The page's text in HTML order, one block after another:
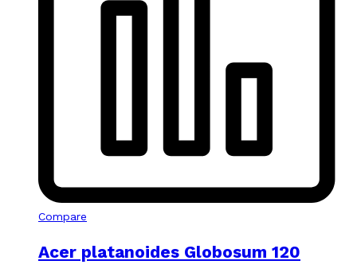
Compare
Acer platanoides Globosum 120